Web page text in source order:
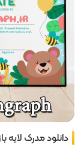
دانلود مدرک لایه